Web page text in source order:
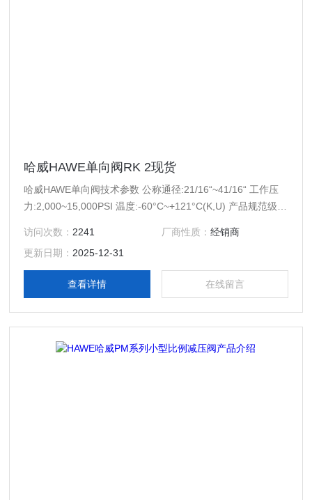
哈威HAWE单向阀RK 2现货
哈威HAWE单向阀技术参数 公称通径:21/16“~41/16“ 工作压
力:2,000~15,000PSI 温度:-60°C~+121°C(K,U) 产品规范级
访问次数： 2241 厂商性质： 经销商
更新日期： 2025-12-31
查看详情 在线留言